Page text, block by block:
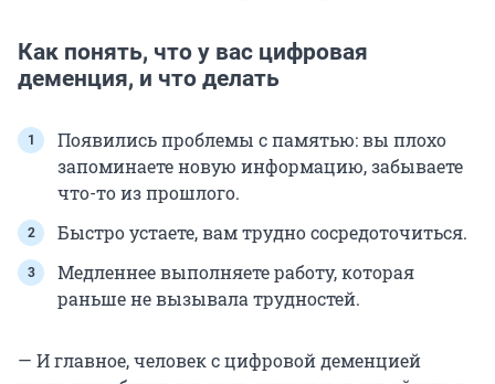
Как понять, что у вас цифровая
деменция, и что делать
Появились проблемы с памятью: вы плохо
запоминаете новую информацию, забываете
что-то из прошлого.
Быстро устаете, вам трудно сосредоточиться.
Медленнее выполняете работу, которая
раньше не вызывала трудностей.
— И главное, человек с цифровой деменцией